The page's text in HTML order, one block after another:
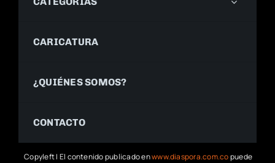
CARICATURA
¿QUIÉNES SOMOS?
CONTACTO
Copyleft | El contenido publicado enwww.diaspora.com.copuede